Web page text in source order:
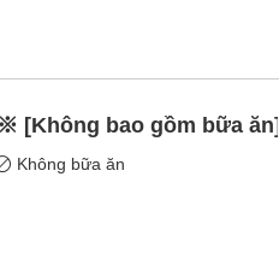
[Không bao gồm bữa ăn]
Không bữa ăn